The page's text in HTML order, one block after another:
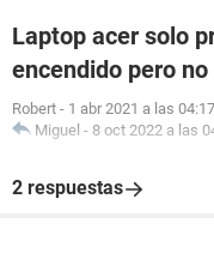
Laptop acer solo
encendido pero
Robert - 1 abr 2021 a las 04:17
Miguel - 8 oct 2022 a las
2 respuestas